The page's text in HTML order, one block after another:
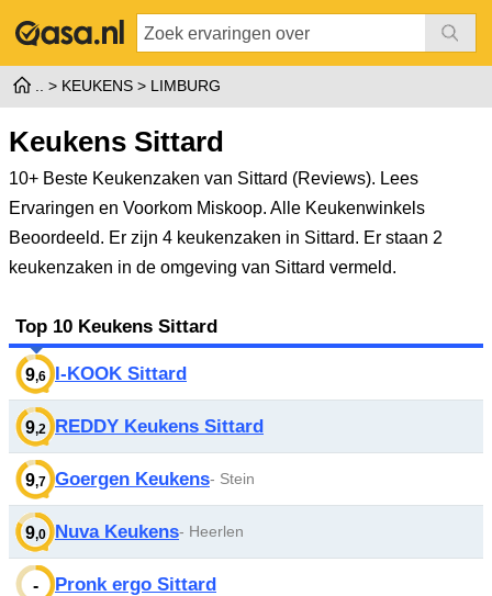
KEUKENS LIMBURG
Keukens Sittard
10+ Beste Keukenzaken van Sittard (Reviews). Lees
Ervaringen en Voorkom Miskoop. Alle Keukenwinkels
Beoordeeld. Er zijn 4 keukenzaken in Sittard. Er staan 2
keukenzaken in de omgeving van Sittard vermeld.
Top 10 Keukens Sittard
9,6 I-KOOK Sittard
9,2 REDDY Keukens Sittard
9,7 Goergen Keukens- Stein
9,0 Nuva Keukens- Heerlen
- Pronk ergo Sittard